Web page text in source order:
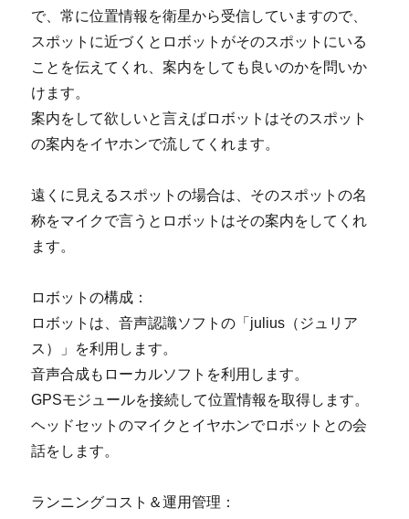
で、常に位置情報を衛星から受信していますので、
スポットに近づくとロボットがそのスポットにいる
ことを伝えてくれ、案内をしても良いのかを問いか
けます。
案内をして欲しいと言えばロボットはそのスポット
の案内をイヤホンで流してくれます。
遠くに見えるスポットの場合は、そのスポットの名
称をマイクで言うとロボットはその案内をしてくれ
ます。
ロボットの構成：
ロボットは、音声認識ソフトの「julius（ジュリア
ス）」を利用します。
音声合成もローカルソフトを利用します。
GPSモジュールを接続して位置情報を取得します。
ヘッドセットのマイクとイヤホンでロボットとの会
話をします。
ランニングコスト＆運用管理：